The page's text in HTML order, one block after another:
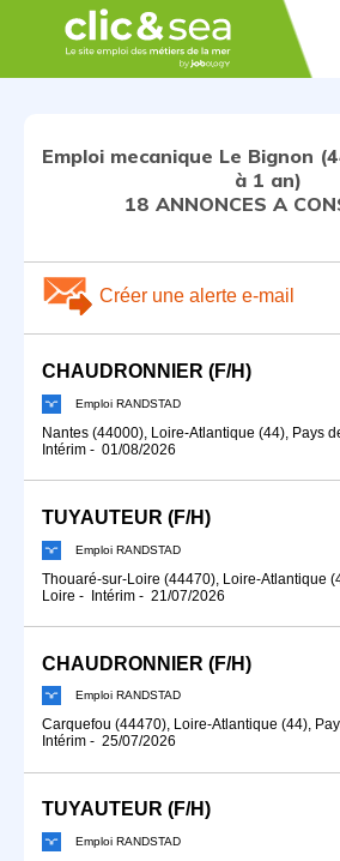
Emploi mecanique Le Bignon
à 1 an)
18 ANNONCES A
Créer une alerte e-mail
CHAUDRONNIER (F/H)
Emploi RANDSTAD
Nantes (44000), Loire-Atlantique (44), Pays
Intérim - 01/08/2026
TUYAUTEUR (F/H)
Emploi RANDSTAD
Thouaré-sur-Loire (44470), Loire-Atlantique
Loire - Intérim - 21/07/2026
CHAUDRONNIER (F/H)
Emploi RANDSTAD
Carquefou (44470), Loire-Atlantique (44),
Intérim - 25/07/2026
TUYAUTEUR (F/H)
Emploi RANDSTAD